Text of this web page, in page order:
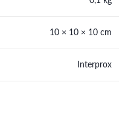
10 × 10 × 10 cm
Interprox